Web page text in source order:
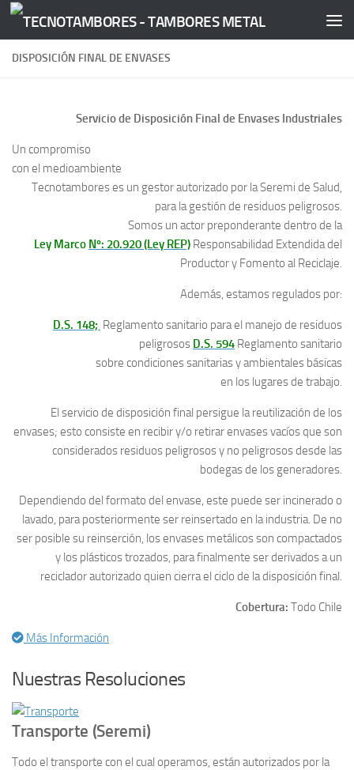
Saltar al contenido
DISPOSICIÓN FINAL DE ENVASES
Servicio de Disposición Final de Envases Industriales
Un compromiso
con el medioambiente
Tecnotambores es un gestor autorizado por la Seremi de Salud,
para la gestión de residuos peligrosos.
Somos un actor preponderante dentro de la
Ley Marco Nº: 20.920 (Ley REP) Responsabilidad Extendida del
Productor y Fomento al Reciclaje.
Además, estamos regulados por:
D.S. 148; Reglamento sanitario para el manejo de residuos
peligrosos D.S. 594 Reglamento sanitario
sobre condiciones sanitarias y ambientales básicas
en los lugares de trabajo.
El servicio de disposición final persigue la reutilización de los
envases; esto consiste en recibir y/o retirar envases vacíos que son
considerados residuos peligrosos y no peligrosos desde las
bodegas de los generadores.
Dependiendo del formato del envase, este puede ser incinerado o
lavado, para posteriormente ser reinsertado en la industria. De no
ser posible su reinserción, los envases metálicos son compactados
y los plásticos trozados, para finalmente ser derivados a un
reciclador autorizado quien cierra el ciclo de la disposición final.
Cobertura: Todo Chile
Más Información
Nuestras Resoluciones
Transporte (Seremi)
Todo el transporte con el cual operamos, están autorizados por la